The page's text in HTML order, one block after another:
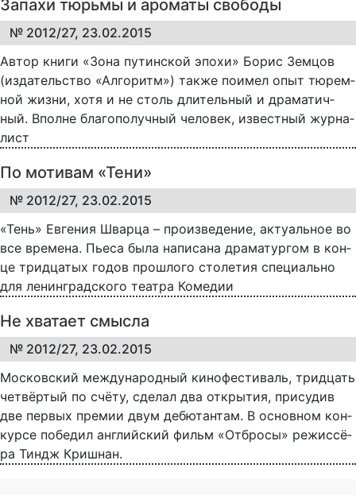
Запахи тюрьмы и ароматы свободы
№ 2012/27, 23.02.2015
Ав­тор кни­ги «Зо­на пу­тин­ской эпо­хи» Бо­рис Зем­цов
(из­да­тель­ст­во «Ал­го­ритм») так­же по­имел опыт тю­рем­
ной жиз­ни, хо­тя и не столь дли­тель­ный и дра­ма­тич­
ный. Впол­не бла­го­по­луч­ный че­ло­век, из­ве­ст­ный жур­на­
лист
По мотивам «Тени»
№ 2012/27, 23.02.2015
«Тень» Ев­ге­ния Швар­ца – про­из­ве­де­ние, ак­ту­аль­ное во
все вре­ме­на. Пье­са бы­ла на­пи­са­на дра­ма­тур­гом в кон­
це трид­ца­тых го­дов про­шло­го сто­ле­тия спе­ци­аль­но
для ле­нин­град­ско­го те­а­т­ра Ко­ме­дии
Не хватает смысла
№ 2012/27, 23.02.2015
Мос­ков­ский меж­ду­на­род­ный ки­но­фе­с­ти­валь, трид­цать
чет­вёр­тый по счё­ту, сде­лал два от­кры­тия, при­су­див
две пер­вых пре­мии двум де­бю­тан­там. В ос­нов­ном кон­
кур­се по­бе­дил ан­г­лий­ский фильм «От­бро­сы» ре­жис­сё­
ра Тиндж Криш­нан.